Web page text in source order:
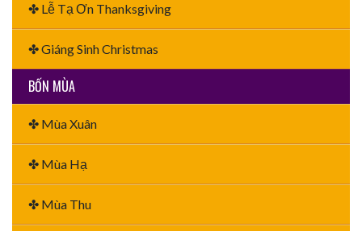
✤ Lễ Tạ Ơn Thanksgiving
✤ Giáng Sinh Christmas
BỐN MÙA
✤ Mùa Xuân
✤ Mùa Hạ
✤ Mùa Thu